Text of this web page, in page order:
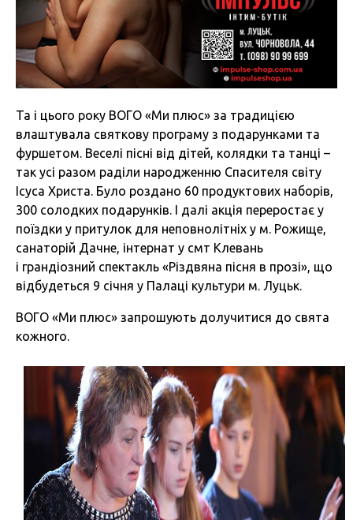
Та і цього року ВОГО «Ми плюс» за традицією
влаштувала святкову програму з подарунками та
фуршетом. Веселі пісні від дітей, колядки та танці –
так усі разом раділи народженню Спасителя світу
Ісуса Христа. Було роздано 60 продуктових наборів,
300 солодких подарунків. І далі акція переростає у
поїздки у притулок для неповнолітніх у м. Рожище,
санаторій Дачне, інтернат у смт Клевань
і грандіозний спектакль «Різдвяна пісня в прозі», що
відбудеться 9 січня у Палаці культури м. Луцьк.
ВОГО «Ми плюс» запрошують долучитися до свята
кожного.